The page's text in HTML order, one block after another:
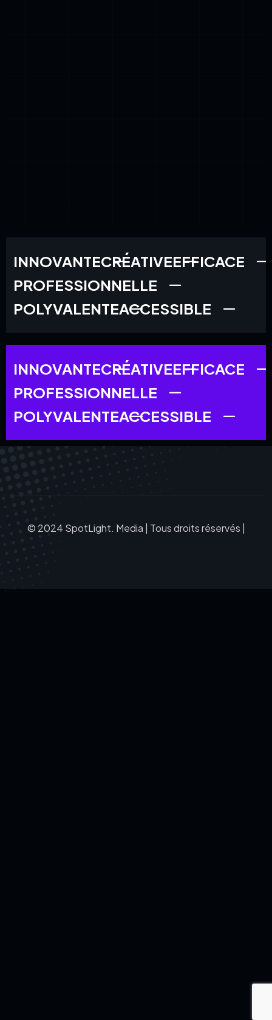
INNOVANTECRÉATIVEEFFICACE
PROFESSIONNELLE
POLYVALENTEACCESSIBLE
INNOVANTECRÉATIVEEFFICACE
PROFESSIONNELLE
POLYVALENTEACCESSIBLE
© 2024 SpotLight. Media | Tous droits réservés |